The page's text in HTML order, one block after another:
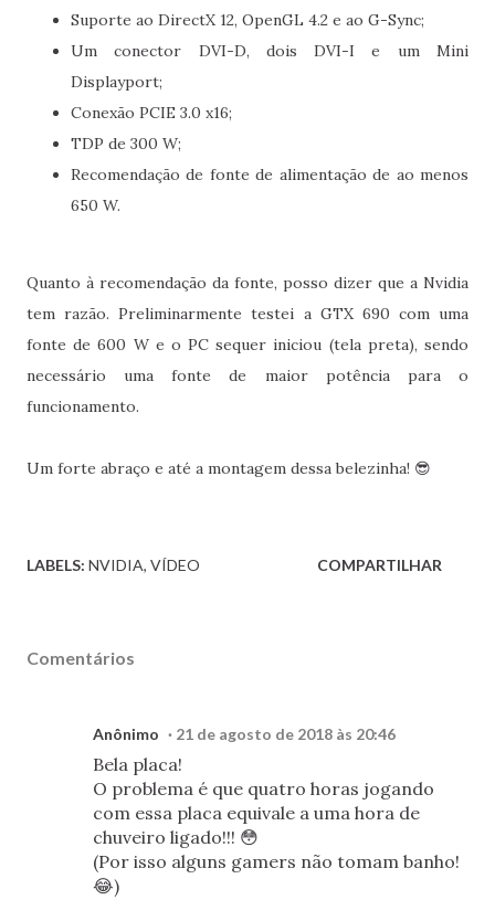
Suporte ao DirectX 12, OpenGL 4.2 e ao G-Sync;
Um conector DVI-D, dois DVI-I e um Mini
Displayport;
Conexão PCIE 3.0 x16;
TDP de 300 W;
Recomendação de fonte de alimentação de ao menos
650 W.
Quanto à recomendação da fonte, posso dizer que a Nvidia
tem razão. Preliminarmente testei a GTX 690 com uma
fonte de 600 W e o PC sequer iniciou (tela preta), sendo
necessário uma fonte de maior potência para o
funcionamento.
Um forte abraço e até a montagem dessa belezinha! 😎
LABELS: NVIDIA VÍDEO COMPARTILHAR
Comentários
Anônimo 21 de agosto de 2018 às 20:46
Bela placa!
O problema é que quatro horas jogando
com essa placa equivale a uma hora de
chuveiro ligado!!! 😳
(Por isso alguns gamers não tomam banho!
😂)